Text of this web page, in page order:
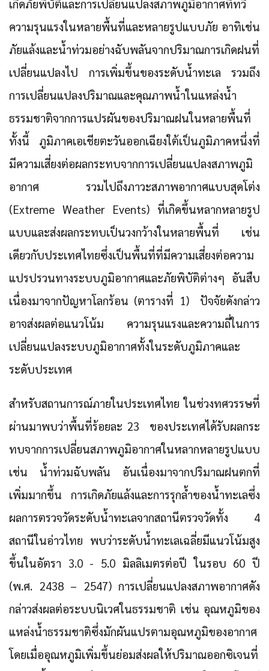
เกิดภัยพิบัติและการเปลี่ยนแปลงสภาพภูมิอากาศที่ทวี
ความรุนแรงในหลายพื้นที่และหลายรูปแบบภัย อาทิเช่น
ภัยแล้งและน้ำท่วมอย่างฉับพลันจากปริมาณการเกิดฝนที่
เปลี่ยนแปลงไป การเพิ่มขึ้นของระดับน้ำทะเล รวมถึง
การเปลี่ยนแปลงปริมาณและคุณภาพน้ำในแหล่งน้ำ
ธรรมชาติจากการแปรผันของปริมาณฝนในหลายพื้นที่
ทั้งนี้ ภูมิภาคเอเชียตะวันออกเฉียงใต้เป็นภูมิภาคหนึ่งที่
มีความเสี่ยงต่อผลกระทบจากการเปลี่ยนแปลงสภาพภูมิ
อากาศ รวมไปถึงภาวะสภาพอากาศแบบสุดโต่ง
(Extreme Weather Events) ที่เกิดขึ้นหลากหลายรูป
แบบและส่งผลกระทบเป็นวงกว้างในหลายพื้นที่ เช่น
เดียวกับประเทศไทยซึ่งเป็นพื้นที่ที่มีความเสี่ยงต่อความ
แปรปรวนทางระบบภูมิอากาศและภัยพิบัติต่างๆ อันสืบ
เนื่องมาจากปัญหาโลกร้อน (ตารางที่ 1) ปัจจัยดังกล่าว
อาจส่งผลต่อแนวโน้ม ความรุนแรงและความถี่ในการ
เปลี่ยนแปลงระบบภูมิอากาศทั้งในระดับภูมิภาคและ
ระดับประเทศ
สำหรับสถานการณ์ภายในประเทศไทย ในช่วงทศวรรษที่
ผ่านมาพบว่าพื้นที่ร้อยละ 23 ของประเทศได้รับผลกระ
ทบจากการเปลี่ยนสภาพภูมิอากาศในหลากหลายรูปแบบ
เช่น น้ำท่วมฉับพลัน อันเนื่องมาจากปริมาณฝนตกที่
เพิ่มมากขึ้น การเกิดภัยแล้งและการรุกล้ำของน้ำทะเลซึ่ง
ผลการตรวจวัดระดับน้ำทะเลจากสถานีตรวจวัดทั้ง 4
สถานีในอ่าวไทย พบว่าระดับน้ำทะเลเฉลี่ยมีแนวโน้มสูง
ขึ้นในอัตรา 3.0 - 5.0 มิลลิเมตรต่อปี ในรอบ 60 ปี
(พ.ศ. 2438 – 2547)การเปลี่ยนแปลงสภาพอากาศดัง
กล่าวส่งผลต่อระบบนิเวศในธรรมชาติ เช่น อุณหภูมิของ
แหล่งน้ำธรรมชาติซึ่งมักผันแปรตามอุณหภูมิของอากาศ
โดยเมื่ออุณหภูมิเพิ่มขึ้นย่อมส่งผลให้ปริมาณออกซิเจนที่